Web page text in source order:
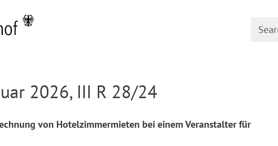
2026, III R 28/24
von Hotelzimmermieten bei einem Veranstalter für